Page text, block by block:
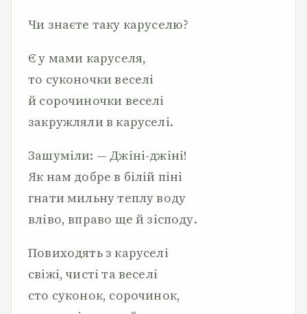
Чи знаєте таку каруселю?
Є у мами каруселя,
то суконочки веселі
й сорочиночки веселі
закружляли в каруселі.
Зашуміли: — Джіні-джіні!
Як нам добре в білій піні
гнати мильну теплу воду
вліво, вправо ще й зісподу.
Повиходять з каруселі
свіжі, чисті та веселі
сто суконок, сорочинок,